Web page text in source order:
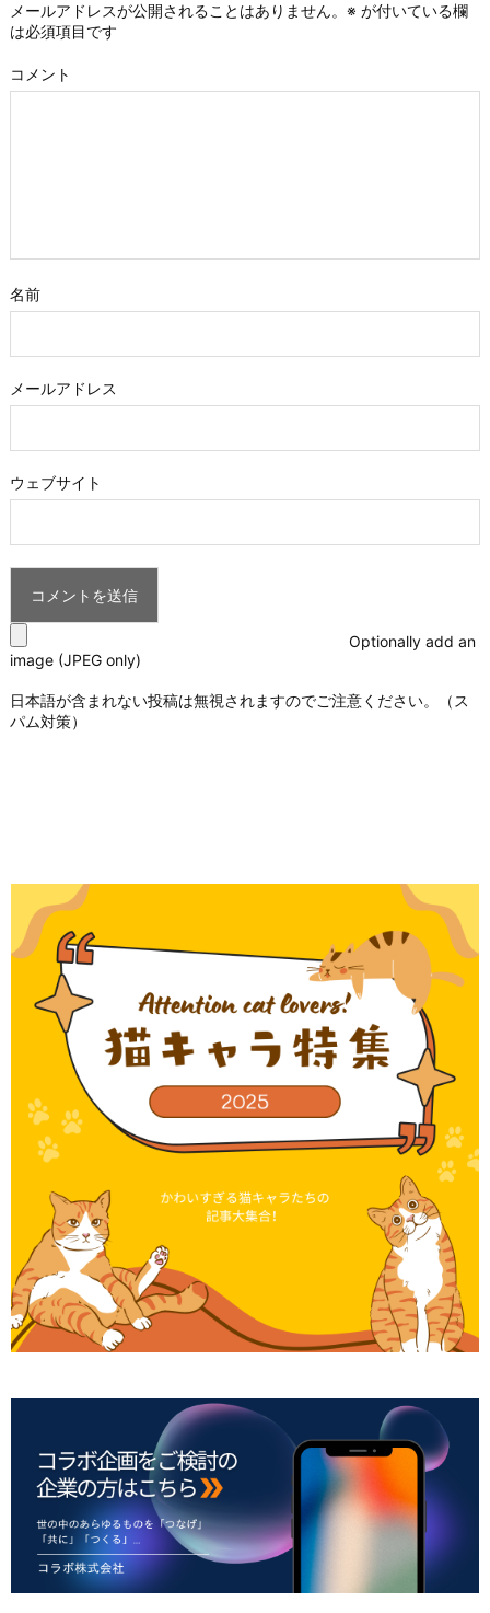
メールアドレスが公開されることはありません。 ※ が付いている欄
は必須項目です
コメント
名前
メールアドレス
ウェブサイト
Optionally add an
image (JPEG only)
日本語が含まれない投稿は無視されますのでご注意ください。（ス
パム対策）